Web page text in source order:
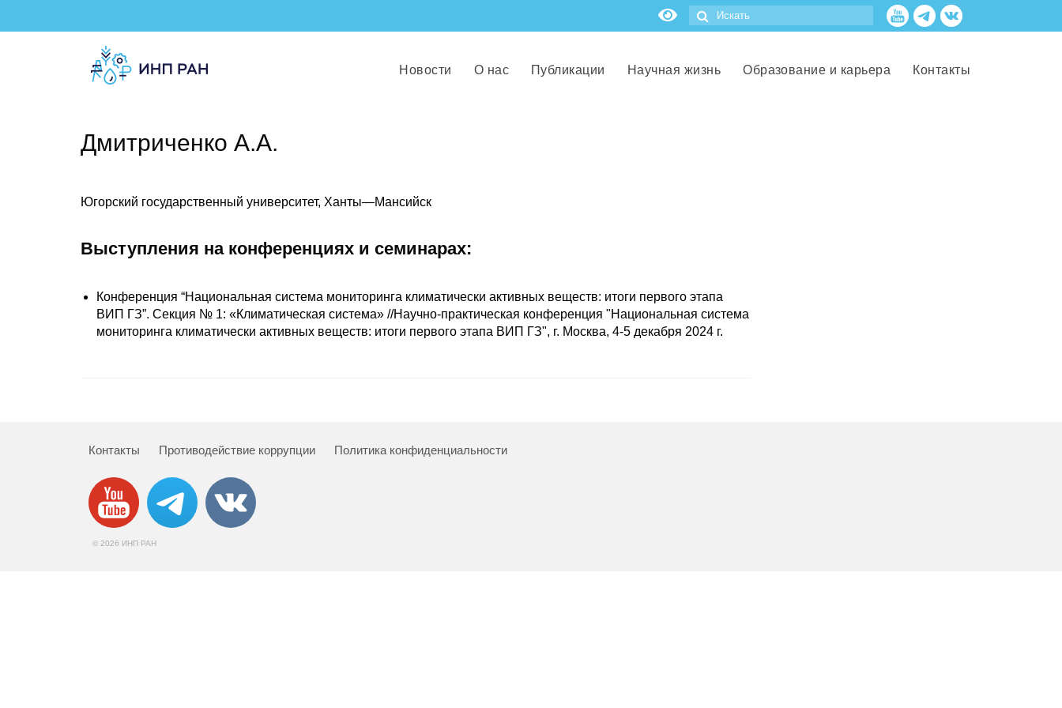
Новости О нас Публикации Научная жизнь Образование и карьера Контакты
Дмитриченко А.А.
Югорский государственный университет, Ханты—Мансийск
Выступления на конференциях и семинарах:
Конференция “Национальная система мониторинга климатически активных веществ: итоги первого этапа
ВИП ГЗ”. Cекция № 1: «Климатическая система» //Научно-практическая конференция "Национальная система
мониторинга климатически активных веществ: итоги первого этапа ВИП ГЗ", г. Москва, 4-5 декабря 2024 г.
Контакты Противодействие коррупции Политика конфиденциальности
© 2026 ИНП РАН